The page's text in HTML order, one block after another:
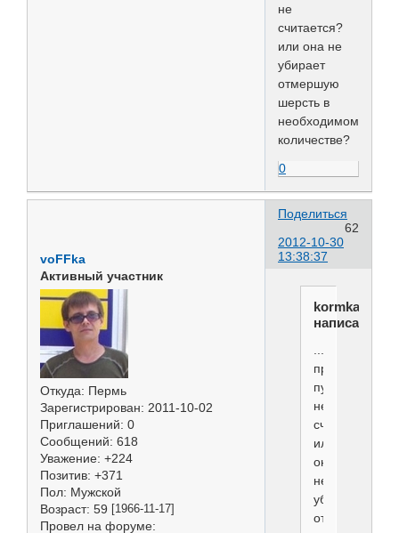
не
считается?
или она не
убирает
отмершую
шерсть в
необходимом
количестве?
0
Поделиться
62
2012-10-30
13:38:37
voFFka
Активный участник
Откуда: Пермь
Зарегистрирован: 2011-10-02
Приглашений: 0
Сообщений: 618
Уважение: +224
Позитив: +371
Пол: Мужской
Возраст: 59 [1966-11-17]
Провел на форуме:
kormkazan
написал(а):
прочесывание
пуходеркой
не
считается?
или
она
не
убирает
отмершую